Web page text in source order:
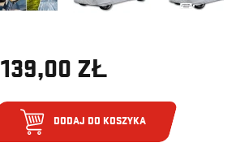
139,00 ZŁ
DODAJ DO KOSZYKA